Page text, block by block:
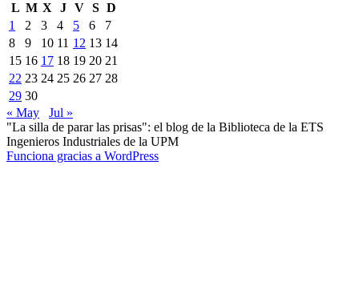
L M X J V S D
1
2 3 4 5 6
7
8
9 10 11 12 13 14
15 16 17 18 19 20 21
22 23 24 25 26 27 28
29 30
« May
Jul »
"La silla de parar las prisas": el blog de la Biblioteca de la ETS
Ingenieros Industriales de la UPM
Funciona gracias a WordPress